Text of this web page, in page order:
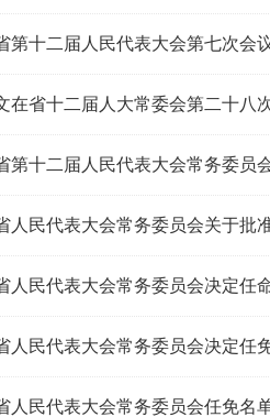
第十二届人民代表大会第七次会
在省十二届人大常委会第二十八
第十二届人民代表大会常务委员
人民代表大会常务委员会决定任
人民代表大会常务委员会决定任
人民代表大会常务委员会任免名